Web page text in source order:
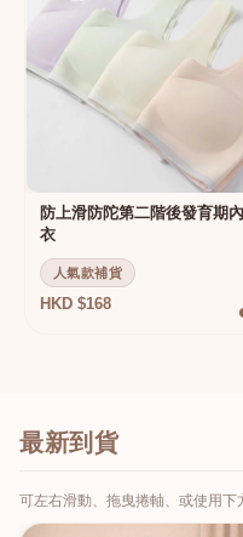
防上滑防陀第二階後發育期內
衣
人氣款補貨
HKD $168
最新到貨
可左右滑動、拖曳捲軸、或使用下